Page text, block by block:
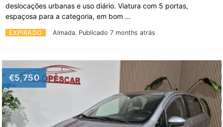
EXPIRADO Almada. Publicado 7 months atrás
deslocações urbanas e uso diário. Viatura com 5 portas,
espaçosa para a categoria, em bom …
€5,750